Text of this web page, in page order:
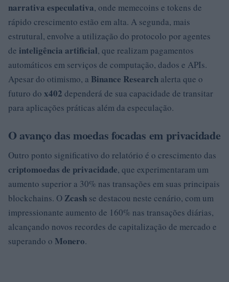
narrativa especulativa, onde memecoins e tokens de
rápido crescimento estão em alta. A segunda, mais
estrutural, envolve a utilização do protocolo por agentes
de inteligência artificial, que realizam pagamentos
automáticos em serviços de computação, dados e APIs.
Apesar do otimismo, a Binance Research alerta que o
futuro do x402 dependerá de sua capacidade de transitar
para aplicações práticas além da especulação.
O avanço das moedas focadas em privacidade
Outro ponto significativo do relatório é o crescimento das
criptomoedas de privacidade, que experimentaram um
aumento superior a 30% nas transações em suas principais
blockchains. O Zcash se destacou neste cenário, com um
impressionante aumento de 160% nas transações diárias,
alcançando novos recordes de capitalização de mercado e
superando o Monero.